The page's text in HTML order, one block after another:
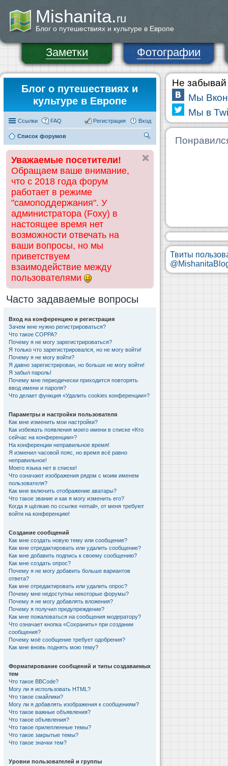
Mishanita.ru
Блог о путешествиях и культуре в Европе
Заметки Фотографии
Блог о путешествиях и
культуре в Европе
Ссылки FAQ Вход
Регистрация
Список форумов
ск
Уважаемые посетители!
Обращаем ваше внимание,
что с 2018 года форум
работает в режиме
"самоподдержания". У
администратора (Foxy) в
настоящее время нет
возможности отвечать на
ваши вопросы, но мы
приветствуем
взаимодействие между
пользователями
Часто задаваемые вопросы
Вход на конференцию и регистрация
Зачем мне нужно регистрироваться?
Что такое COPPA?
Почему я не могу зарегистрироваться?
Я только что зарегистрировался, но не могу войти!
Почему я не могу войти?
Я давно зарегистрирован, но больше не могу войти!
Я забыл пароль!
Почему мне периодически приходится повторять
ввод имени и пароля?
Что делает функция «Удалить cookies конференции»?
Параметры и настройки пользователя
Как мне изменить мои настройки?
Как избежать появления моего имени в списке «Кто
сейчас на конференции»?
На конференции неправильное время!
Я изменил часовой пояс, но время всё равно
неправильное!
Моего языка нет в списке!
Что означают изображения рядом с моим именем
пользователя?
Как мне включить отображение аватары?
Что такое звание и как я могу изменить его?
Когда я щёлкаю по ссылке «email», от меня требуют
войти на конференцию!
Создание сообщений
Как мне создать новую тему или сообщение?
Как мне отредактировать или удалить сообщение?
Как мне добавить подпись к своему сообщению?
Как мне создать опрос?
Почему я не могу добавить больше вариантов
ответа?
Как мне отредактировать или удалить опрос?
Почему мне недоступны некоторые форумы?
Почему я не могу добавлять вложения?
Почему я получил предупреждение?
Как мне пожаловаться на сообщения модератору?
Что означает кнопка «Сохранить» при создании
сообщения?
Почему моё сообщение требует одобрения?
Как мне вновь поднять мою тему?
Форматирование сообщений и типы создаваемых
тем
Что такое BBCode?
Могу ли я использовать HTML?
Что такое смайлики?
Могу ли я добавлять изображения к сообщениям?
Что такое важные объявления?
Что такое объявления?
Что такое прилепленные темы?
Что такое закрытые темы?
Что такое значки тем?
Уровни пользователей и группы
Не забывай
Мы
Мы в
Твиты